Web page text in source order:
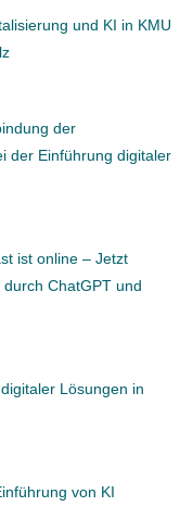
und KI in KMU
der
der Einführung digitaler
ist online – Jetzt
ChatGPT und
Lösungen in
von KI